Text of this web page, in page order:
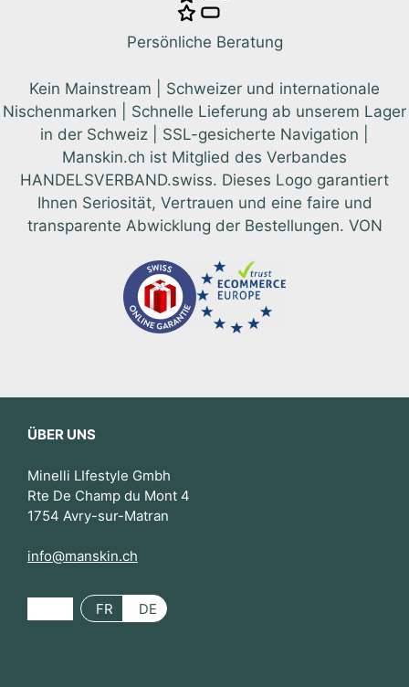
Persönliche Beratung
Kein Mainstream | Schweizer und internationale
Nischenmarken | Schnelle Lieferung ab unserem Lager
in der Schweiz | SSL-gesicherte Navigation |
Manskin.ch ist Mitglied des Verbandes
HANDELSVERBAND.swiss. Dieses Logo garantiert
Ihnen Seriosität, Vertrauen und eine faire und
transparente Abwicklung der Bestellungen. VON
ÜBER UNS
Minelli LIfestyle Gmbh
Rte De Champ du Mont 4
1754 Avry-sur-Matran
info@manskin.ch
FR DE